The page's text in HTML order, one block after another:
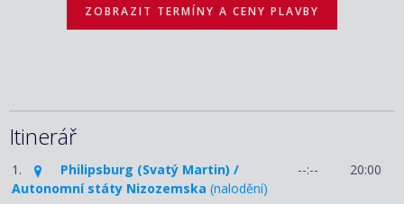
ZOBRAZIT TERMÍNY A CENY PLAVBY
Itinerář
1.
Philipsburg (Svatý Martin) /
Autonomní státy Nizozemska (nalodění)
--:-- 20:00